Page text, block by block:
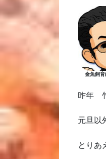
金魚飼
昨年
元旦以
とりあ